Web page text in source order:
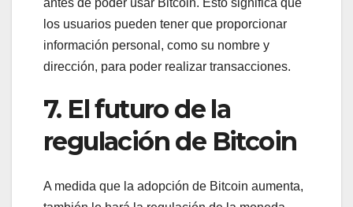
antes de poder usar Bitcoin. Esto significa que
los usuarios pueden tener que proporcionar
información personal, como su nombre y
dirección, para poder realizar transacciones.
7. El futuro de la
regulación de Bitcoin
A medida que la adopción de Bitcoin aumenta,